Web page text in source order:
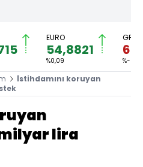
EURO
54,8821
%0,09 %-0,01
İstihdamını koruyan
lira